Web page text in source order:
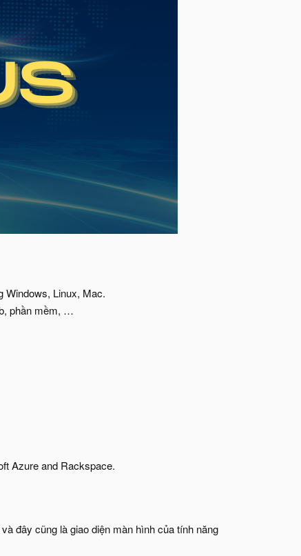
Windows, Linux, Mac.
phần mềm, …
Azure and Rackspace.
đây cũng là giao diện màn hình của tính năng